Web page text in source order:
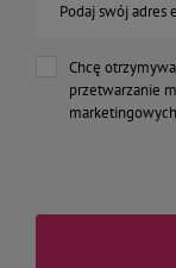
Podaj swój adres
Chcę
przetwarzanie